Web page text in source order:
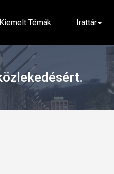
Kiemelt Témák Irattár